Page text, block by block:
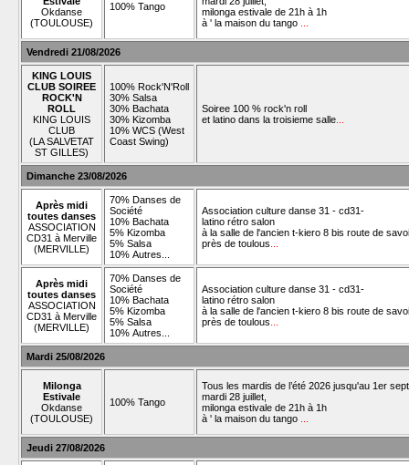
Okdanse
(TOULOUSE)
100% Tango
milonga estivale de 21h à 1h
à ' la maison du tango
Vendredi 21/08/2026
KING LOUIS
CLUB SOIREE
ROCK'N
ROLL
KING LOUIS
CLUB
(LA SALVETAT
ST GILLES)
100% Rock'N'Roll
30% Salsa
30% Bachata
30% Kizomba
10% WCS (West
Coast Swing)
Soiree 100 % rock'n roll
et latino dans la troisieme salle
Dimanche 23/08/2026
Après midi
toutes danses
ASSOCIATION
CD31 à Merville
(MERVILLE)
70% Danses de
Société
10% Bachata
5% Kizomba
5% Salsa
10% Autres...
Association culture danse 31 - cd31-
latino rétro salon
à la salle de l'ancien t-kiero 8 bis route de
près de toulous
Après midi
toutes danses
ASSOCIATION
CD31 à Merville
(MERVILLE)
70% Danses de
Société
10% Bachata
5% Kizomba
5% Salsa
10% Autres...
Association culture danse 31 - cd31-
latino rétro salon
à la salle de l'ancien t-kiero 8 bis route de
près de toulous
Mardi 25/08/2026
Milonga
Estivale
Okdanse
(TOULOUSE)
100% Tango
Tous les mardis de l’été 2026 jusqu'au 1er
mardi 28 juillet,
milonga estivale de 21h à 1h
à ' la maison du tango
Jeudi 27/08/2026